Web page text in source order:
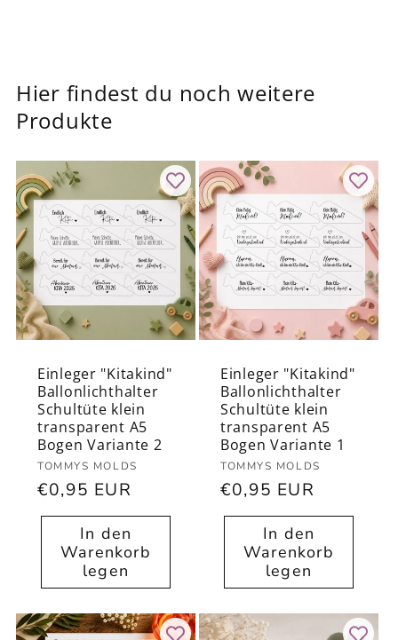
a
r
e
r
I
n
h
a
l
t
Hier findest du noch weitere
Produkte
Einleger "Kitakind"
Ballonlichthalter
Schultüte klein
transparent A5
Bogen Variante 2
Anbieter:
TOMMYS MOLDS
Normaler
Preis
€0,95 EUR
In den
Warenkorb
legen
Einleger "Kitakind"
Ballonlichthalter
Schultüte klein
transparent A5
Bogen Variante 1
Anbieter:
TOMMYS MOLDS
Normaler
Preis
€0,95 EUR
In den
Warenkorb
legen